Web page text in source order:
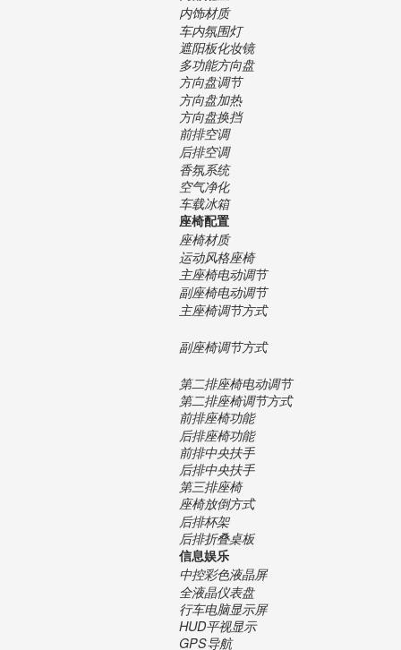
内饰材质
车内氛围灯
遮阳板化妆镜
多功能方向盘
方向盘调节
方向盘加热
方向盘换挡
前排空调
后排空调
香氛系统
空气净化
车载冰箱
座椅配置
座椅材质
运动风格座椅
主座椅电动调节
副座椅电动调节
主座椅调节方式
副座椅调节方式
第二排座椅电动调节
第二排座椅调节方式
前排座椅功能
后排座椅功能
前排中央扶手
后排中央扶手
第三排座椅
座椅放倒方式
后排杯架
后排折叠桌板
信息娱乐
中控彩色液晶屏
全液晶仪表盘
行车电脑显示屏
HUD平视显示
GPS导航